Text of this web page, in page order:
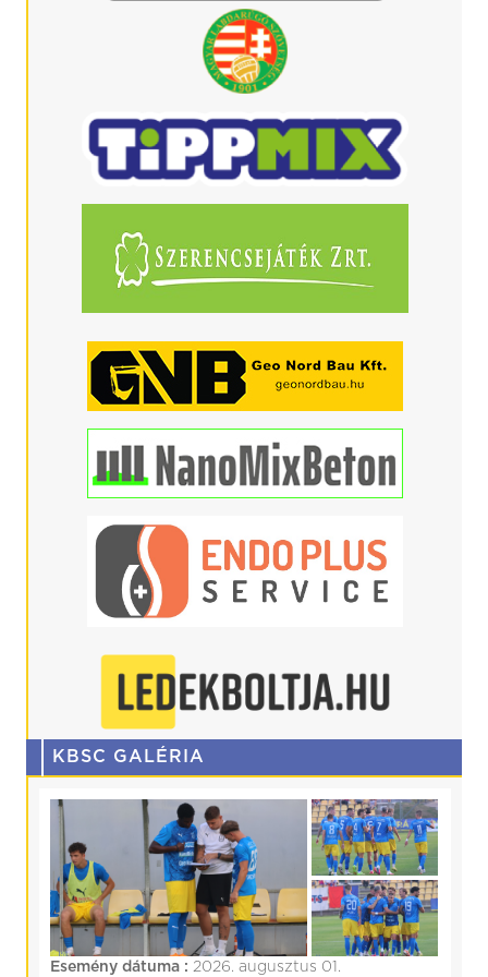
KBSC GALÉRIA
Esemény dátuma : 2026. augusztus 01.